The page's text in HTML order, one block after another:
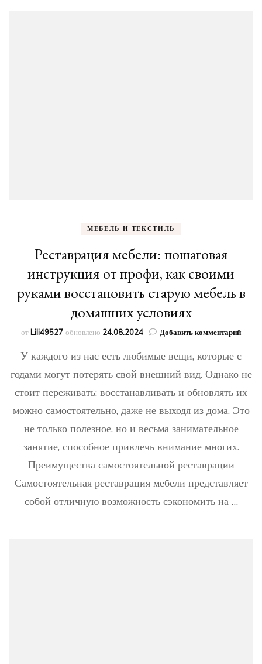
МЕБЕЛЬ И ТЕКСТИЛЬ
Реставрация мебели: пошаговая
инструкция от профи, как своими
руками восстановить старую мебель в
домашних условиях
от Lili49527 обновлено 24.08.2024 Добавить комментарийк
У каждого из нас есть любимые вещи, которые с
годами могут потерять свой внешний вид. Однако не
стоит переживать: восстанавливать и обновлять их
можно самостоятельно, даже не выходя из дома. Это
не только полезное, но и весьма занимательное
занятие, способное привлечь внимание многих.
Преимущества самостоятельной реставрации
Самостоятельная реставрация мебели представляет
собой отличную возможность сэкономить на …